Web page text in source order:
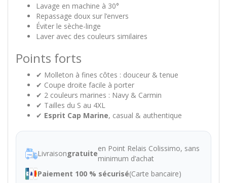
Lavage en machine à 30°
Repassage doux sur l’envers
Éviter le sèche-linge
Laver avec des couleurs similaires
Points forts
✔ Molleton à fines côtes : douceur & tenue
✔ Coupe droite facile à porter
✔ 2 couleurs marines : Navy & Carmin
✔ Tailles du S au 4XL
✔ Esprit Cap Marine, casual & authentique
Livraisongratuite
en Point Relais Colissimo, sans
minimum d’achat
Paiement 100 % sécurisé(Carte bancaire)